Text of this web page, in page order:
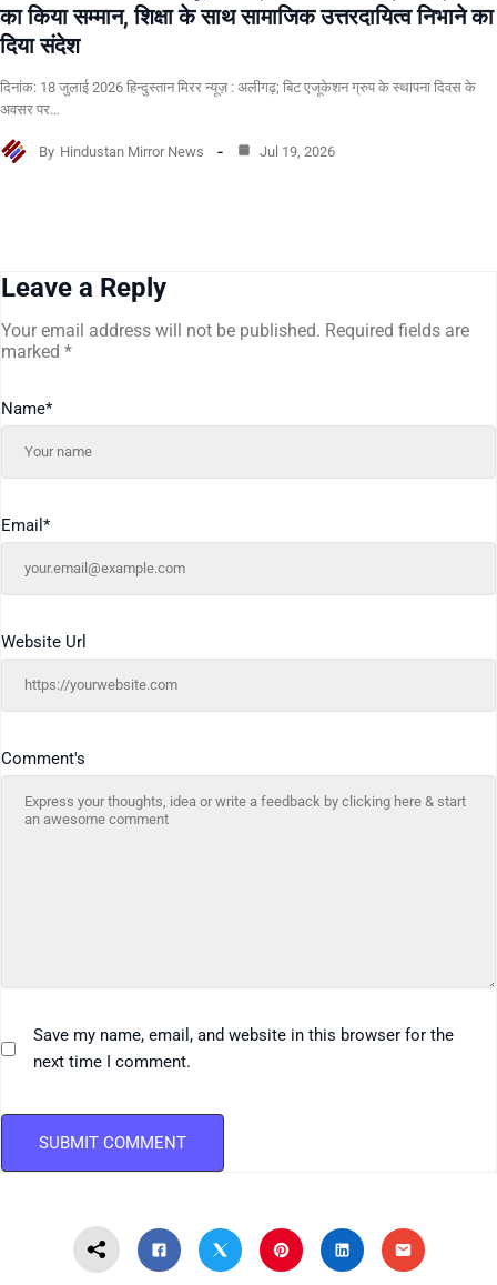
का किया सम्मान, शिक्षा के साथ सामाजिक उत्तरदायित्व निभाने का
दिया संदेश
दिनांक: 18 जुलाई 2026 हिन्दुस्तान मिरर न्यूज़ : अलीगढ़; बिट एजूकेशन ग्रुप के स्थापना दिवस के
अवसर पर…
By Hindustan Mirror News Jul 19, 2026
Leave a Reply
Your email address will not be published. Required fields are
marked *
Comment's
Name*
Email *
Website Url
Save my name, email, and website in this browser for the
next time I comment.